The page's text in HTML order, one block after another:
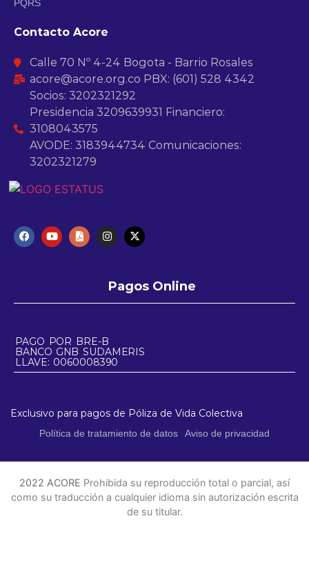
PQRS
Contacto Acore
Calle 70 Nº 4-24 Bogota - Barrio Rosales
acore@acore.org.co PBX: (601) 528 4342
Socios: 3202321292
Presidencia 3209639931 Financiero:
3108043575
AVODE: 3183944734 Comunicaciones:
3202321279
Pagos Online
PAGO POR BRE-B
BANCO GNB SUDAMERIS
LLAVE: 0060008390
Exclusivo para pagos de Póliza de Vida Colectiva
Política de tratamiento de datos Aviso de privacidad
2022 ACORE Prohibida su reproducción total o parcial, así
como su traducción a cualquier idioma sin autorización escrita
de su titular.